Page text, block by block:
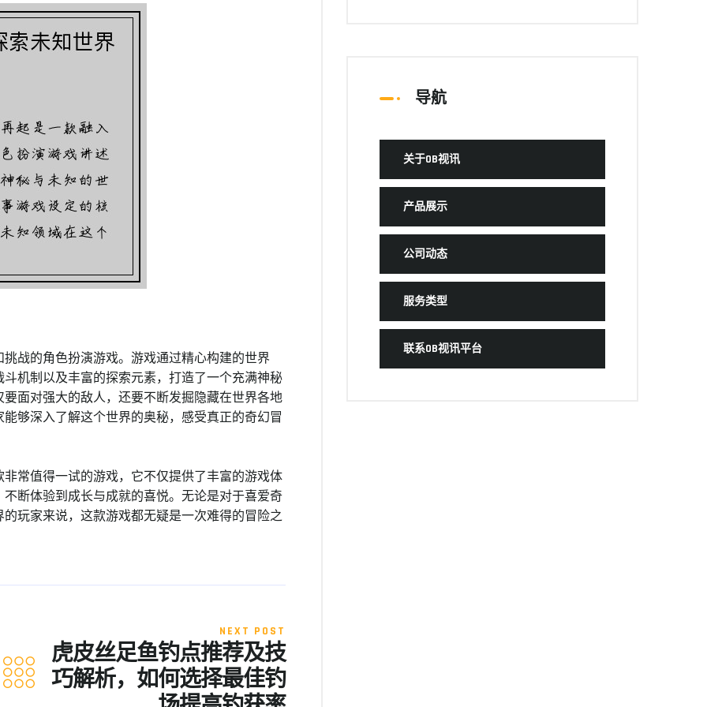
战的角色扮演游戏。游戏通过精心构建的世界
机制以及丰富的探索元素，打造了一个充满神秘
面对强大的敌人，还要不断发掘隐藏在世界各地
够深入了解这个世界的奥秘，感受真正的奇幻冒
常值得一试的游戏，它不仅提供了丰富的游戏体
断体验到成长与成就的喜悦。无论是对于喜爱奇
玩家来说，这款游戏都无疑是一次难得的冒险之
NEXT POST
虎皮丝足鱼钓点推荐及技
巧解析，如何选择最佳钓
导航
关于OB视讯
产品展示
公司动态
服务类型
联系OB视讯平台